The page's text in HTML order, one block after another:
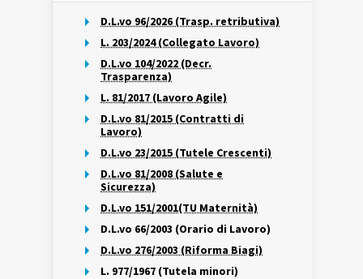
D.L.vo 96/2026 (Trasp. retributiva)
L. 203/2024 (Collegato Lavoro)
D.L.vo 104/2022 (Decr.
Trasparenza)
L. 81/2017 (Lavoro Agile)
D.L.vo 81/2015 (Contratti di
Lavoro)
D.L.vo 23/2015 (Tutele Crescenti)
D.L.vo 81/2008 (Salute e
Sicurezza)
D.L.vo 151/2001(TU Maternità)
D.L.vo 66/2003 (Orario di Lavoro)
D.L.vo 276/2003 (Riforma Biagi)
L. 977/1967 (Tutela minori)